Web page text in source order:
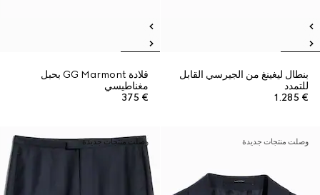
بنطال ليغينغ من الجيرسي القابل
للتمدد
€ 1.285
قلادة GG Marmont بحبل
مغناطيسي
€ 375
وصلت منتجات جديدة وصلت منتجات جديدة